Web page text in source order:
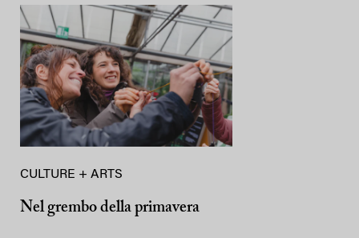
CULTURE + ARTS
Nel grembo della primavera